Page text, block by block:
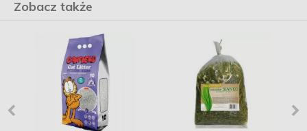
Zobacz także